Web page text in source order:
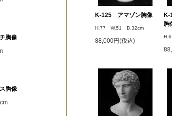
K-125 アマゾン胸像
H.77 W.51 D.32cm
88,000円(税込)
K-
胸
胸像
胸像